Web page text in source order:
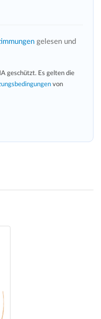
gelesen und
geschützt. Es gelten die
von